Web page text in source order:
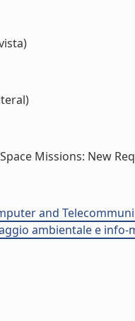
Missions: New
and
ambientale e info-